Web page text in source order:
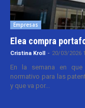
Empresas
Elea compra
Cristina Kroll - 20/03/2026
En la semana en
normativo para las
y que va por...